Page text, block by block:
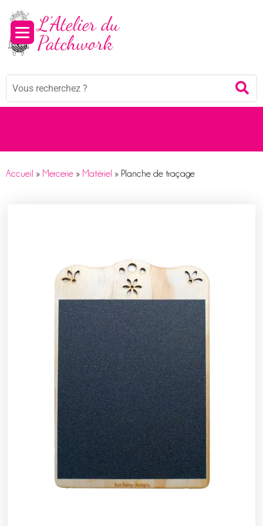
Mots
Accueil » Mercerie » Matériel » Planche de traçage
Panneau de gestion des cookies